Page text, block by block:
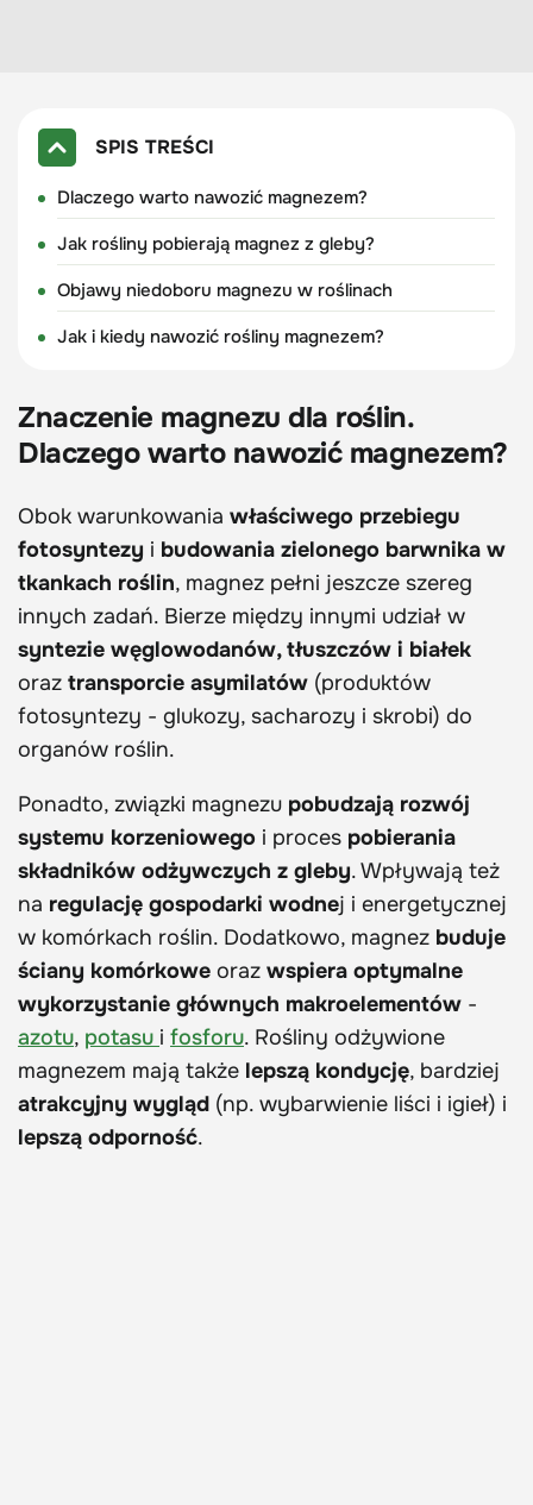
SPIS TREŚCI
Dlaczego warto nawozić magnezem?
Jak rośliny pobierają magnez z gleby?
Objawy niedoboru magnezu w roślinach
Jak i kiedy nawozić rośliny magnezem?
Znaczenie magnezu dla roślin.
Dlaczego warto nawozić magnezem?
Obok warunkowania właściwego przebiegu
fotosyntezy i budowania zielonego barwnika w
tkankach roślin, magnez pełni jeszcze szereg
innych zadań. Bierze między innymi udział w
syntezie węglowodanów, tłuszczów i białek
oraz transporcie asymilatów (produktów
fotosyntezy - glukozy, sacharozy i skrobi) do
organów roślin.
Ponadto, związki magnezu pobudzają rozwój
systemu korzeniowego i proces pobierania
składników odżywczych z gleby. Wpływają też
na regulację gospodarki wodnej i energetycznej
w komórkach roślin. Dodatkowo, magnez buduje
ściany komórkowe oraz wspiera optymalne
wykorzystanie głównych makroelementów -
azotu, potasu i fosforu. Rośliny odżywione
magnezem mają także lepszą kondycję, bardziej
atrakcyjny wygląd (np. wybarwienie liści i igieł) i
lepszą odporność.